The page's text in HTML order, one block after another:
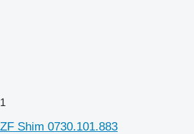
1
ZF Shim 0730.101.883